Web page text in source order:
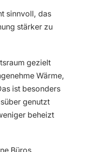
sinnvoll, das
stärker zu
gezielt
Wärme,
ist besonders
genutzt
beheizt
Büros